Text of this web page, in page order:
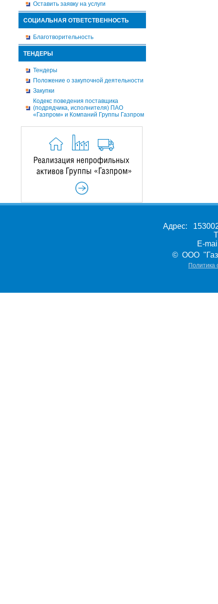
Оставить заявку на услуги
СОЦИАЛЬНАЯ ОТВЕТСТВЕННОСТЬ
Благотворительность
ТЕНДЕРЫ
Тендеры
Положение о закупочной деятельности
Закупки
Кодекс поведения поставщика
(подрядчика, исполнителя) ПАО
«Газпром» и Компаний Группы Газпром
Адрес:
E-
© ООО
Политика